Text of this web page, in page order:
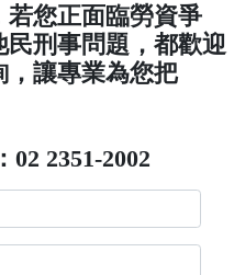
若您正面臨勞資爭
刑事問題，都歡迎
，讓專業為您把
2351-2002